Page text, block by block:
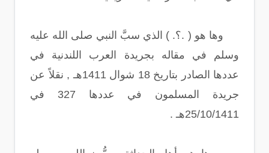
وها هو ( .؟. ) الذي سبَّ النبي صلى الله عليه
وسلم في مقاله بجريدة العرب اللندنية في
عددها الصادر بتاريخ 18 شوال 1411هـ , نقلاً عن
جريدة المسلمون في عددها 327 في
25/10/1411هـ .